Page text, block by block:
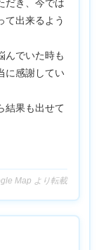
だき、今では
て出来るよう
んでいた時も
に感謝してい
結果も出せて
Map より転載